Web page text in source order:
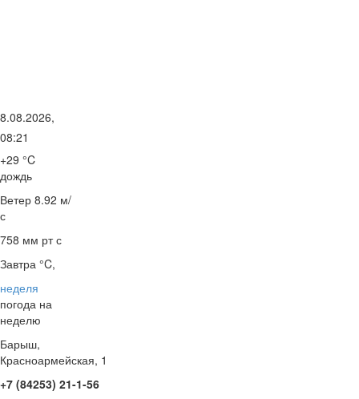
8.08.2026,
08:21
+29 °C
дождь
Ветер 8.92 м/
с
758 мм рт с
Завтра °C,
неделя
погода на
неделю
Барыш,
Красноармейская, 1
+7 (84253) 21-1-56